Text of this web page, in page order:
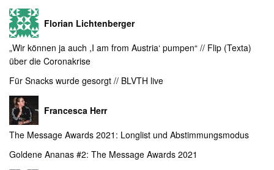
Florian Lichtenberger
„Wir können ja auch ,I am from Austria‘ pumpen“ // Flip (Texta)
über die Coronakrise
Für Snacks wurde gesorgt // BLVTH live
Francesca Herr
The Message Awards 2021: Longlist und Abstimmungsmodus
Goldene Ananas #2: The Message Awards 2021